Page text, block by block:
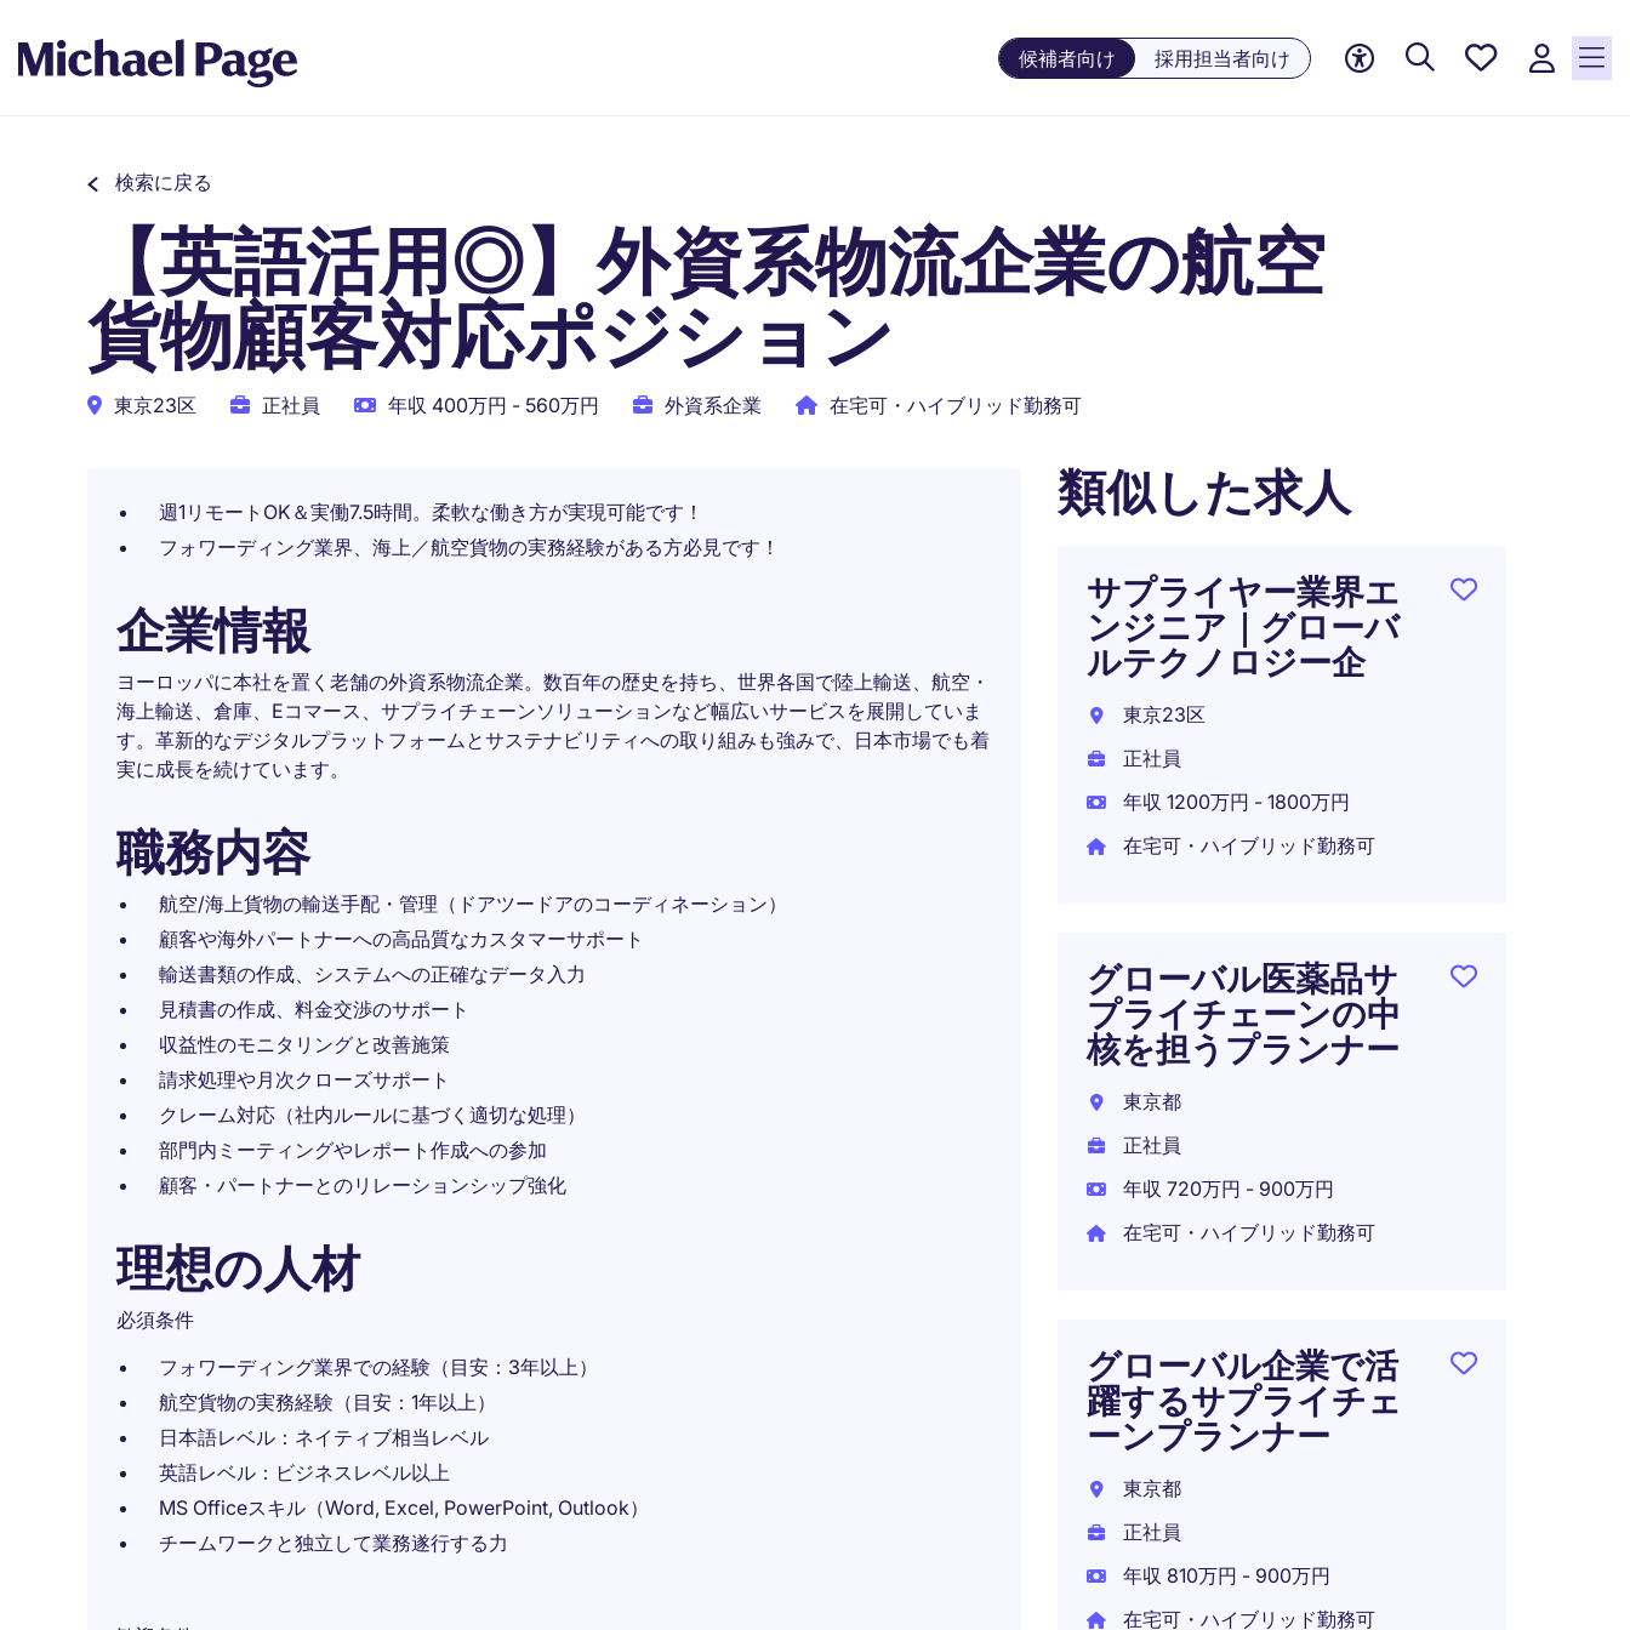
候補者向け 採用担当者向け
お気に
検索に戻る
【英語活用◎】外資系物流企業の航空
貨物顧客対応ポジション
東京23区 正社員 年収 400万円 - 560万円 外資系企業 在宅可・ハイブリッド勤務可
週1リモートOK＆実働7.5時間。柔軟な働き方が実現可能です！
フォワーディング業界、海上／航空貨物の実務経験がある方必見です！
企業情報
ヨーロッパに本社を置く老舗の外資系物流企業。数百年の歴史を持ち、世界各国で陸上輸送、航空・
海上輸送、倉庫、Eコマース、サプライチェーンソリューションなど幅広いサービスを展開していま
す。革新的なデジタルプラットフォームとサステナビリティへの取り組みも強みで、日本市場でも着
実に成長を続けています。
職務内容
航空/海上貨物の輸送手配・管理（ドアツードアのコーディネーション）
顧客や海外パートナーへの高品質なカスタマーサポート
輸送書類の作成、システムへの正確なデータ入力
見積書の作成、料金交渉のサポート
収益性のモニタリングと改善施策
請求処理や月次クローズサポート
クレーム対応（社内ルールに基づく適切な処理）
部門内ミーティングやレポート作成への参加
顧客・パートナーとのリレーションシップ強化
理想の人材
必須条件
フォワーディング業界での経験（目安：3年以上）
航空貨物の実務経験（目安：1年以上）
日本語レベル：ネイティブ相当レベル
英語レベル：ビジネスレベル以上
MS Officeスキル（Word, Excel, PowerPoint, Outlook）
チームワークと独立して業務遂行する力
類似した求人
サプライヤー業界エ
ンジニア｜グローバ
ルテクノロジー企
東京23区
正社員
年収 1200万円 - 1800万円
在宅可・ハイブリッド勤務可
グローバル医薬品サ
プライチェーンの中
核を担うプランナー
東京都
正社員
年収 720万円 - 900万円
在宅可・ハイブリッド勤務可
グローバル企業で活
躍するサプライチェ
ーンプランナー
東京都
正社員
年収 810万円 - 900万円
在宅可・ハイブリッド勤務可